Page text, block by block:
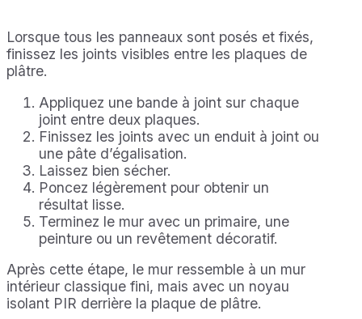
Lorsque tous les panneaux sont posés et fixés,
finissez les joints visibles entre les plaques de
plâtre.
Appliquez une bande à joint sur chaque
joint entre deux plaques.
Finissez les joints avec un enduit à joint ou
une pâte d’égalisation.
Laissez bien sécher.
Poncez légèrement pour obtenir un
résultat lisse.
Terminez le mur avec un primaire, une
peinture ou un revêtement décoratif.
Après cette étape, le mur ressemble à un mur
intérieur classique fini, mais avec un noyau
isolant PIR derrière la plaque de plâtre.